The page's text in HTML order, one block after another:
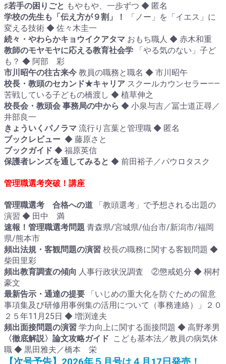
♯若手の困りごと もやもや、一歩ずつ ◆ 匿名
学校の先生も「伝え方が９割」！
「ノー」を「イエス」に
変える技術 ◆ 佐々木圭一
続々・やわらかキョウイクアタマ おもち職人 ◆ 赤木和重
教師のモヤモヤに応える教育社会学
「やる気のない」子ど
も？ ◆ 阿部 彩
市川昭午の往古来今 教員の職務と職名 ◆ 市川昭午
校長・教頭のセカンド★キャリア スクールカウンセラー――
苦戦している子どもの橋渡し ◆ 植草伸之
校長会・教頭会 事務局の中から ◆ 小泉与吉／冨士道正尋／
井部良一
きょういくパノラマ 流行り言葉と管理職 ◆ 匿名
ブックレビュー ◆ 藤原さと
ブックガイド ◆ 福原英信
保護者レンズを通してみると ◆ 前田裕子／パウロタスク
管理職選考突破！講座
管理職選考 合格への道
「教頭選考」で予想される出題の
演習 ◆ 田中 満
速報！管理職選考問題 青森県/宮城県/仙台市/新潟市/福岡
県/熊本市
頻出法規・客観問題の演習 校長の職務に関する客観問題 ◆
柴田里彩
頻出教育調査の傾向 人事行政状況調査 ②懲戒処分 ◆ 桐村
豪文
最新告示・通達の提要
「いじめの重大化を防ぐための留意
事項集及び研修用事例集の活用について（事務連絡）」２０
２５年11月25日 ◆ 増渕達夫
頻出面接問題の演習 学力向上に関する面接問題 ◆ 高野孝男
〈徹底解説〉論文攻略ガイド こども基本法／教員の病気休
職 ◆ 黒田雅夫／橋本 栄